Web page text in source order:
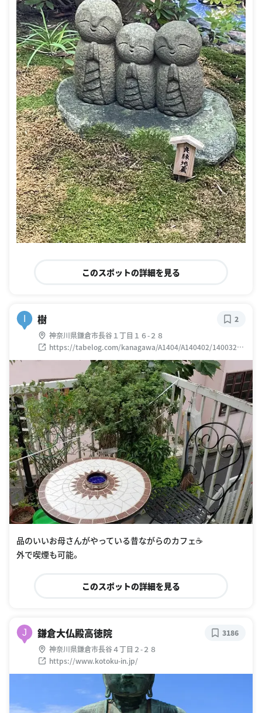
このスポットの詳細を見る
I 樹
神奈川県鎌倉市長谷１丁目１６-２８
https://tabelog.com/kanagawa/A1404/A140402/14003236
/
2
品のいいお母さんがやっている昔ながらのカフェ☕️
外で喫煙も可能。
このスポットの詳細を見る
J 鎌倉大仏殿高徳院
神奈川県鎌倉市長谷４丁目２-２８
https://www.kotoku-in.jp/
3186